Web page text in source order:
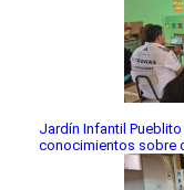
Jardín Infantil
conocimientos sobre